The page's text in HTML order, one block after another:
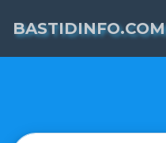
BASTIDINFO.COM